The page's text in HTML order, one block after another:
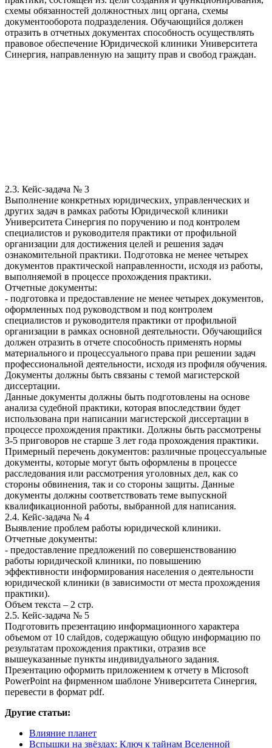
схемы обязанностей должностных лиц органа, схемы
документооборота подразделения. Обучающийся должен
отразить в отчетных документах способность осуществлять
правовое обеспечение Юридической клиники Университета
Синергия, направленную на защиту прав и свобод граждан.
2.3. Кейс-задача № 3
Выполнение конкретных юридических, управленческих и
других задач в рамках работы Юридической клиники
Университета Синергия по поручению и под контролем
специалистов и руководителя практики от профильной
организации для достижения целей и решения задач
ознакомительной практики. Подготовка не менее четырех
документов практической направленности, исходя из работы,
выполняемой в процессе прохождения практики.
Отчетные документы:
- подготовка и предоставление не менее четырех документов,
оформленных под руководством и под контролем
специалистов и руководителя практики от профильной
организации в рамках основной деятельности. Обучающийся
должен отразить в отчете способность применять нормы
материального и процессуального права при решении задач
профессиональной деятельности, исходя из профиля обучения.
Документы должны быть связаны с темой магистерской
диссертации.
Данные документы должны быть подготовлены на основе
анализа судебной практики, которая впоследствии будет
использована при написании магистерской диссертации в
процессе прохождения практики. Должны быть рассмотрены
3-5 приговоров не старше 3 лет года прохождения практики.
Примерный перечень документов: различные процессуальные
документы, которые могут быть оформлены в процессе
расследования или рассмотрения уголовных дел, как со
стороны обвинения, так и со стороны защиты. Данные
документы должны соответствовать теме выпускной
квалификационной работы, выбранной для написания.
2.4. Кейс-задача № 4
Выявление проблем работы юридической клиники.
Отчетные документы:
- предоставление предложений по совершенствованию
работы юридической клиники, по повышению
эффективности информирования населения о деятельности
юридической клиники (в зависимости от места прохождения
практики).
Объем текста – 2 стр.
2.5. Кейс-задача № 5
Подготовить презентацию информационного характера
объемом от 10 слайдов, содержащую общую информацию по
результатам прохождения практики, отразив все
вышеуказанные пункты индивидуального задания.
Презентацию оформить приложением к отчету в Microsoft
PowerPoint на фирменном шаблоне Университета Синергия,
перевести в формат pdf.
Другие статьи:
Влияние планет
Вспышки на звёздах: Ключ к тайнам Вселенной